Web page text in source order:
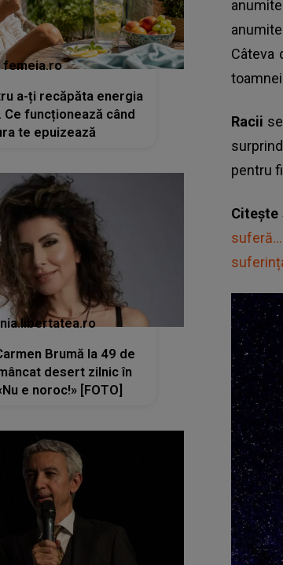
Câteva
Racii
pentru
Citește
femeia.ro
a-ți recăpăta energia
Ce funcționează când
te epuizează
Brumă la 49 de
desert zilnic în
e noroc!» [FOTO]